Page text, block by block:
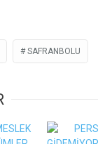
SAFRANBOLU